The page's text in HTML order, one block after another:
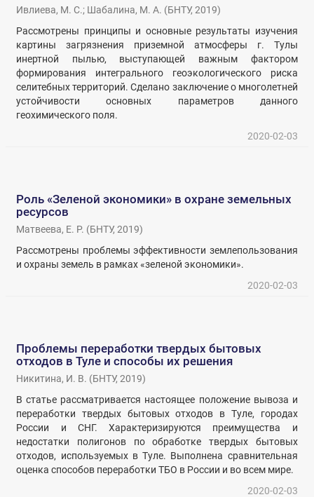
Ивлиева, М. С.; Шабалина, М. А. (БНТУ,2019)
Рассмотрены принципы и основные результаты изучения
картины загрязнения приземной атмосферы г. Тулы
инертной пылью, выступающей важным фактором
формирования интегрального геоэкологического риска
селитебных территорий. Сделано заключение о многолетней
устойчивости основных параметров данного
геохимического поля.
2020-02-03
Роль «Зеленой экономики» в охране земельных
ресурсов
Матвеева, Е. Р. (БНТУ,2019)
Рассмотрены проблемы эффективности землепользования
и охраны земель в рамках «зеленой экономики».
2020-02-03
Проблемы переработки твердых бытовых
отходов в Туле и способы их решения
Никитина, И. В. (БНТУ,2019)
В статье рассматривается настоящее положение вывоза и
переработки твердых бытовых отходов в Туле, городах
России и СНГ. Характеризируются преимущества и
недостатки полигонов по обработке твердых бытовых
отходов, используемых в Туле. Выполнена сравнительная
оценка способов переработки ТБО в России и во всем мире.
2020-02-03